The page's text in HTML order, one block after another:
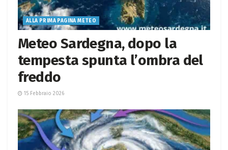
ALLA PRIMA PAGINA METEO
Meteo Sardegna, dopo la
tempesta spunta l’ombra del
freddo
15 Febbraio 2026